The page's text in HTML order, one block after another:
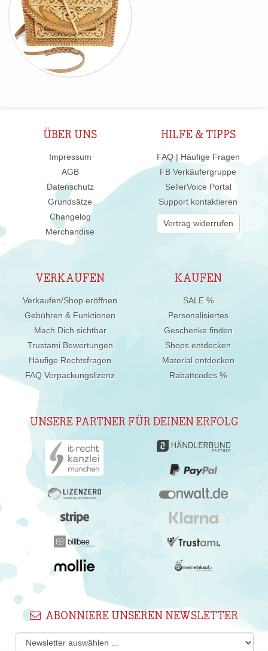
ÜBER UNS
Impressum
AGB
Datenschutz
Grundsätze
Changelog
Merchandise
HILFE & TIPPS
FAQ | Häufige Fragen
FB Verkäufergruppe
SellerVoice Portal
Support kontaktieren
Vertrag widerrufen
VERKAUFEN
Verkaufen/Shop eröffnen
Gebühren & Funktionen
Mach Dich sichtbar
Trustami Bewertungen
Häufige Rechtsfragen
FAQ Verpackungslizenz
KAUFEN
SALE %
Personalisiertes
Geschenke finden
Shops entdecken
Material entdecken
Rabattcodes %
UNSERE PARTNER FÜR DEINEN ERFOLG
ABONNIERE UNSEREN NEWSLETTER